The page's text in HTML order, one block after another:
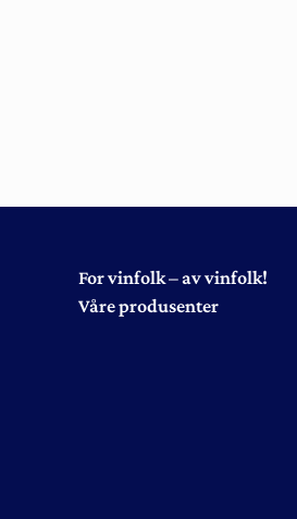
For vinfolk – av vinfolk!
Våre produsenter